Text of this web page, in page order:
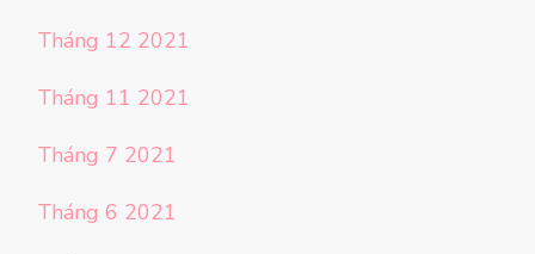
Tháng 12 2021
Tháng 11 2021
Tháng 7 2021
Tháng 6 2021